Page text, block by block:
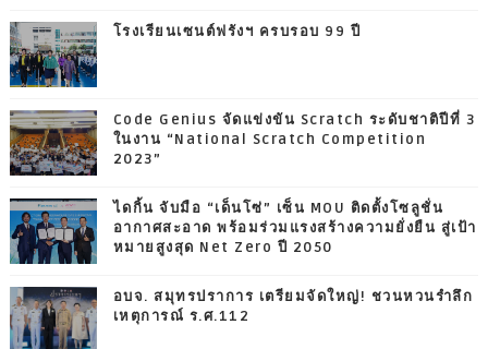
โรงเรียนเซนต์ฟรังฯ ครบรอบ 99 ปี
Code Genius จัดแข่งขัน Scratch ระดับชาติปีที่ 3
ในงาน “National Scratch Competition
2023”
ไดกิ้น จับมือ “เด็นโซ่” เซ็น MOU ติดตั้งโซลูชั่น
อากาศสะอาด พร้อมร่วมแรงสร้างความยั่งยืน สู่เป้า
หมายสูงสุด Net Zero ปี 2050
อบจ. สมุทรปราการ เตรียมจัดใหญ่! ชวนหวนรำลึก
เหตุการณ์ ร.ศ.112